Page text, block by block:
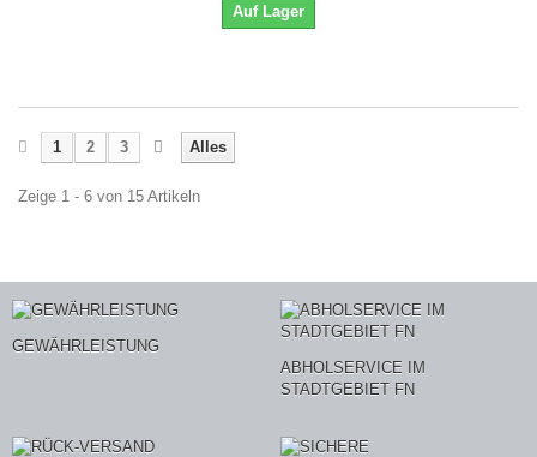
Auf Lager
Alles
1 2 3
Zeige 1 - 6 von 15 Artikeln
GEWÄHRLEISTUNG
ABHOLSERVICE IM
STADTGEBIET FN